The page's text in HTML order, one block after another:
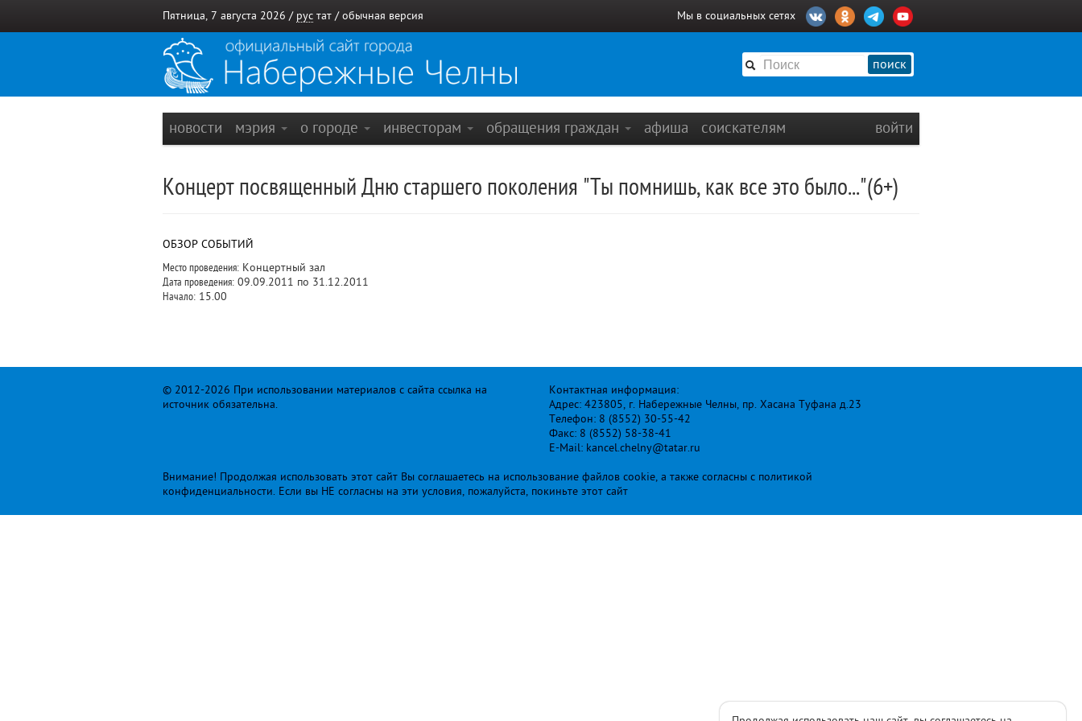
Пятница, 7 августа 2026 / рус тат / обычная версия Мы в социальных сетях
поиск
новости мэрия о городе инвесторам обращения граждан афиша соискателям войти
Концерт посвященный Дню старшего поколения "Ты помнишь, как все это было..."(6+)
ОБЗОР СОБЫТИЙ
Место проведения: Концертный зал
Дата проведения: 09.09.2011 по 31.12.2011
Начало: 15.00
© 2012-2026 При использовании материалов с сайта ссылка на
источник обязательна.
Контактная информация:
Адрес: 423805, г. Набережные Челны, пр. Хасана Туфана д.23
Телефон: 8 (8552) 30-55-42
Факс: 8 (8552) 58-38-41
E-Mail: kancel.chelny@tatar.ru
Внимание! Продолжая использовать этот сайт Вы соглашаетесь на использование файлов cookie, а также согласны с политикой
конфиденциальности. Если вы НЕ согласны на эти условия, пожалуйста, покиньте этот сайт